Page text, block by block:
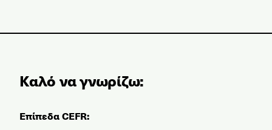
Καλό να γνωρίζω:
Επίπεδα CEFR: